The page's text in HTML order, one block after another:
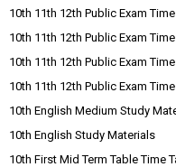
10th 11th 12th Public Exam
10th 11th 12th Public Exam
10th 11th 12th Public Exam
10th 11th 12th Public Exam
10th English Medium Study
10th English Study Materials
10th First Mid Term Table Time